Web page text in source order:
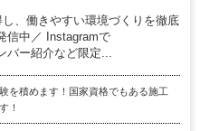
、働きやすい環境づくりを徹底
信中／ Instagramで
バー紹介など限定...
を積めます！国家資格でもある施工
！